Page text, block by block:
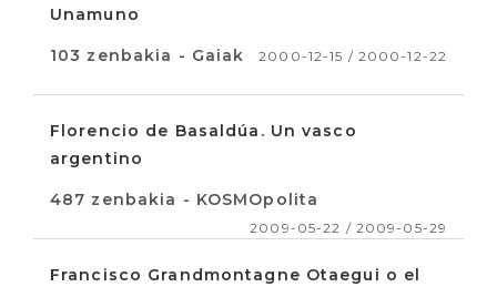
Unamuno
103 zenbakia - Gaiak 2000-12-15 / 2000-12-22
Florencio de Basaldúa. Un vasco
argentino
487 zenbakia - KOSMOpolita
2009-05-22 / 2009-05-29
Francisco Grandmontagne Otaegui o el